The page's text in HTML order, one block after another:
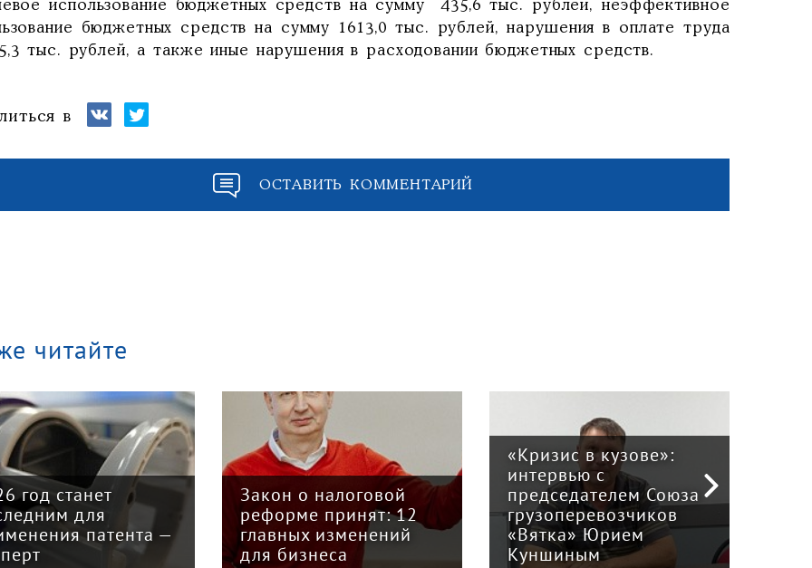
использование бюджетных средств на сумму 435,6 тыс. рублей, неэффективное
бюджетных средств на сумму 1613,0 тыс. рублей, нарушения в оплате труда
тыс. рублей, а также иные нарушения в расходовании бюджетных средств.
в
ОСТАВИТЬ КОММЕНТАРИЙ
читайте
год станет
для
патента —
Закон о налоговой
реформе принят: 12
главных изменений
для бизнеса
«Кризис в кузове»:
интервью с
председателем Союза
грузоперевозчиков
«Вятка» Юрием
Куншиным